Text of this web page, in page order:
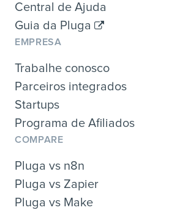
Central de Ajuda
Guia da Pluga
EMPRESA
Trabalhe conosco
Parceiros integrados
Startups
Programa de Afiliados
COMPARE
Pluga vs n8n
Pluga vs Zapier
Pluga vs Make